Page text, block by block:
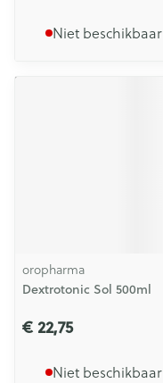
Niet beschikbaar
oropharma
Dextrotonic Sol 500ml
€ 22,75
Niet beschikbaar